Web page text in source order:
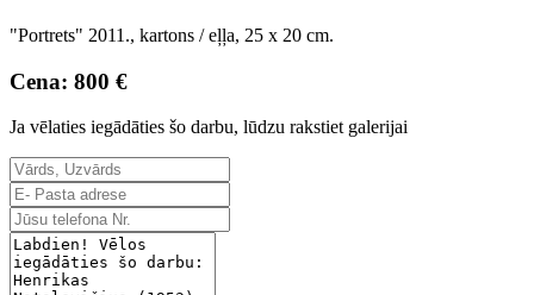
"Portrets" 2011., kartons / eļļa, 25 x 20 cm.
Cena: 800 €
Ja vēlaties iegādāties šo darbu, lūdzu rakstiet galerijai